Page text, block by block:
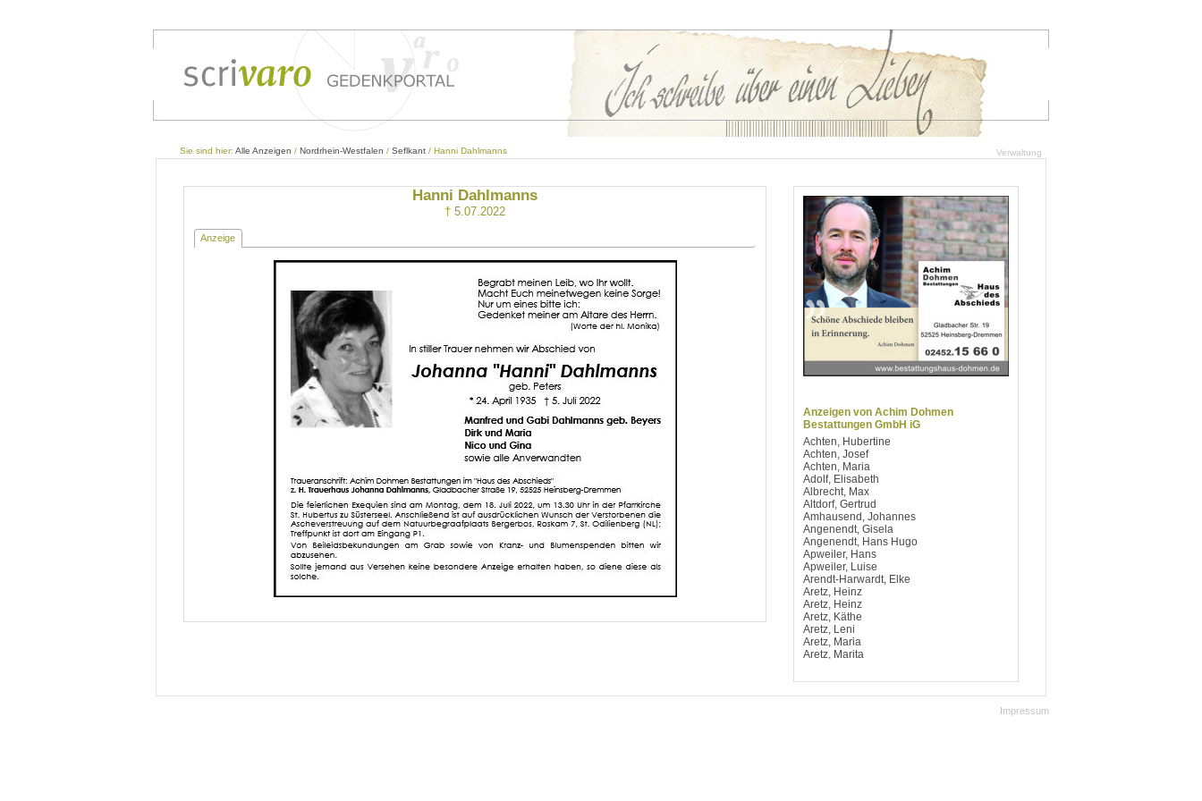
Verwaltung
Sie sind hier: Alle Anzeigen / Nordrhein-Westfalen / Seflkant / Hanni Dahlmanns
Hanni Dahlmanns
† 5.07.2022
Anzeige
Anzeigen von Achim Dohmen
Bestattungen GmbH iG
Achten, Hubertine
Achten, Josef
Achten, Maria
Adolf, Elisabeth
Albrecht, Max
Altdorf, Gertrud
Amhausend, Johannes
Angenendt, Gisela
Angenendt, Hans Hugo
Apweiler, Hans
Apweiler, Luise
Arendt-Harwardt, Elke
Aretz, Heinz
Aretz, Heinz
Aretz, Käthe
Aretz, Leni
Aretz, Maria
Aretz, Marita
Artelt, Notburga
Impressum